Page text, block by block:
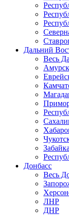
Дальний
Весь
Донбасс
Весь
ЛНР
ДНР